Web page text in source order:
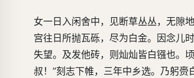
女一日入闲舍中，见断草丛丛，无隙
宫往日所抛瓦砾，尽为白金。因念儿
失望。及发他砖，则灿灿皆白镪也。
叔！”刻志下帷，三年中乡选。乃躬